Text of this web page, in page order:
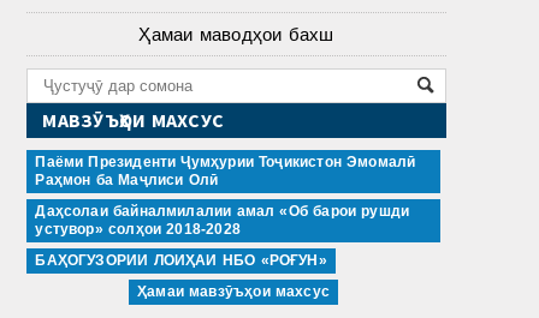
Ҳамаи маводҳои бахш
МАВЗӮЪҲОИ МАХСУС
Паёми Президенти Ҷумҳурии Тоҷикистон Эмомалӣ
Раҳмон ба Маҷлиси Олӣ
Даҳсолаи байналмилалии амал «Об барои рушди
устувор» солҳои 2018-2028
БАҲОГУЗОРИИ ЛОИҲАИ НБО «РОҒУН»
Ҳамаи мавзӯъҳои махсус